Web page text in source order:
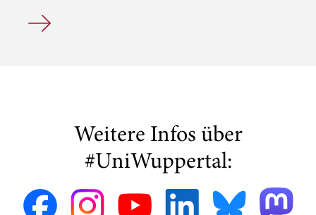
Sekretariat für Mittelalterliche Geschichte und Digital
Weitere Infos über
#UniWuppertal: